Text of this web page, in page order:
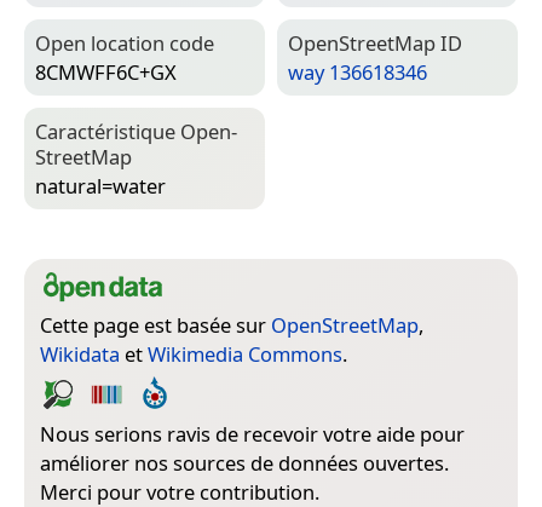
Open location code
8CMWFF6C+GX
Open­Street­Map ID
way 136618346
Caractéristique Open­
Street­Map
natural=­water
Cette page est basée sur OpenStreetMap,
Wikidata etWikimedia Commons.
Nous serions ravis de recevoir votre aide pour
améliorer nos sources de données ouvertes.
Merci pour votre contribution.